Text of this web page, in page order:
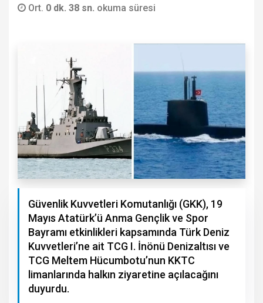
Ort. 0 dk. 38 sn. okuma süresi
Güvenlik Kuvvetleri Komutanlığı (GKK), 19
Mayıs Atatürk’ü Anma Gençlik ve Spor
Bayramı etkinlikleri kapsamında Türk Deniz
Kuvvetleri’ne ait TCG I. İnönü Denizaltısı ve
TCG Meltem Hücumbotu’nun KKTC
limanlarında halkın ziyaretine açılacağını
duyurdu.